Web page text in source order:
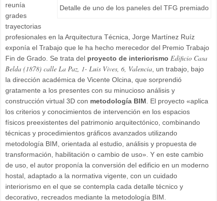
Detalle de uno de los paneles del TFG premiado
reunía
grades
trayectorias
profesionales en la Arquitectura Técnica, Jorge Martínez Ruíz
exponía el Trabajo que le ha hecho merecedor del Premio Trabajo
Fin de Grado. Se trata del proyecto de interiorismo Edificio Casa
Belda (1878) calle La Paz, 1- Luis Vives, 6, Valencia , un trabajo, bajo
la dirección académica de Vicente Olcina, que sorprendió
gratamente a los presentes con su minucioso análisis y
construcción virtual 3D con metodología BIM . El proyecto «aplica
los criterios y conocimientos de intervención en los espacios
físicos preexistentes del patrimonio arquitectónico, combinando
técnicas y procedimientos gráficos avanzados utilizando
metodología BIM, orientada al estudio, análisis y propuesta de
transformación, habilitación o cambio de uso». Y en este cambio
de uso, el autor proponía la conversión del edificio en un moderno
hostal, adaptado a la normativa vigente, con un cuidado
interiorismo en el que se contempla cada detalle técnico y
decorativo, recreados mediante la metodología BIM.